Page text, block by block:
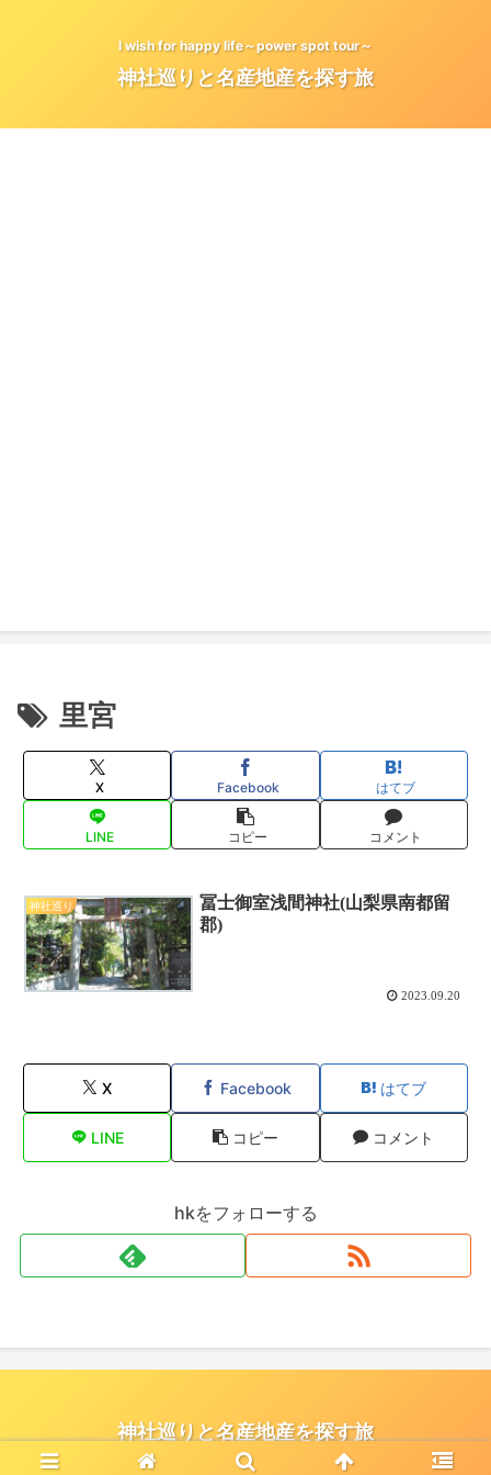
I wish for happy life～power spot tour～
神社巡りと名産地産を探す旅
里宮
X Facebook はてブ
LINE コピー コメント
神社巡り
冨士御室浅間神社(山梨県南都留
郡)
2023.09.20
X Facebook はてブ
LINE コピー コメント
hkをフォローする
神社巡りと名産地産を探す旅
© 2021 神社巡りと名産地産を探す旅.